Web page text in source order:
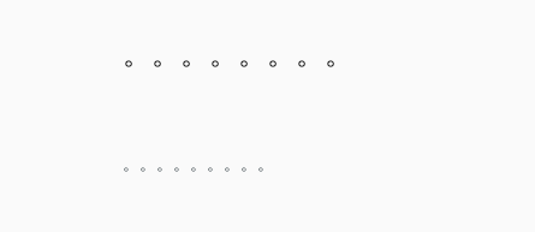
。。。。。。。。
。。。。。。。。。